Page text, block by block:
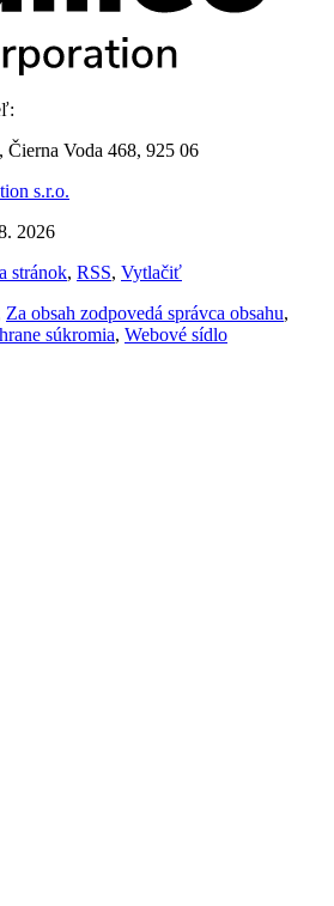
Čierna Voda 468, 925 06
s.r.o.
2026
stránok, RSS, Vytlačiť
Za obsah zodpovedá správca obsahu,
súkromia, Webové sídlo